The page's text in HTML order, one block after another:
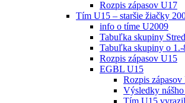
Rozpis zápasov U17
Tím U15 – staršie žiačky
info o tíme U2009
Tabuľka skupiny Stred
Tabuľka skupiny o 1.-
Rozpis zápasov U15
EGBL U15
Rozpis
Výsledky
Tím U15